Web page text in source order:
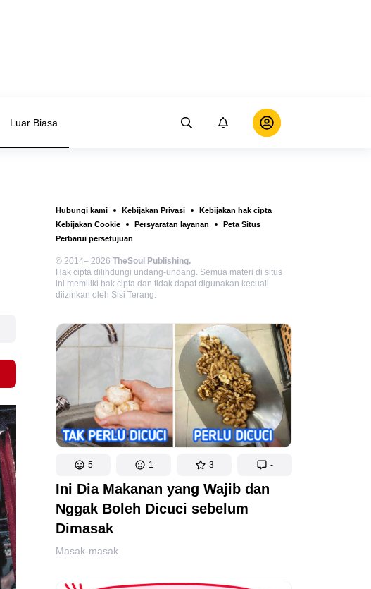
Luar Biasa
Hubungi kami Kebijakan Privasi
Kebijakan hak cipta
Kebijakan Cookie
Persyaratan layanan
Peta Situs
Perbarui persetujuan
© 2014– 2026 TheSoul Publishing.
Hak cipta dilindungi undang-undang. Semua materi di situs
ini memiliki hak cipta dan tidak dapat digunakan kecuali
diizinkan oleh Sisi Terang.
5 1 3 -
Ini Dia Makanan yang Wajib dan
Nggak Boleh Dicuci sebelum
Dimasak
Masak-masak